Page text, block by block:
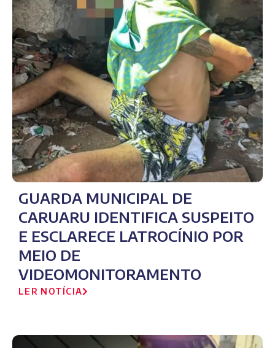
GUARDA MUNICIPAL DE
CARUARU IDENTIFICA SUSPEITO
E ESCLARECE LATROCÍNIO POR
MEIO DE
VIDEOMONITORAMENTO
LER NOTÍCIA